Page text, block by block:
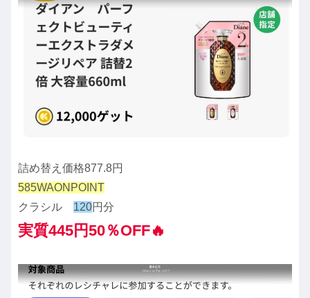
詰め替え価格877.8円
585WAONPOINT
クラシル 120円分
実質445円50％OFF🔥